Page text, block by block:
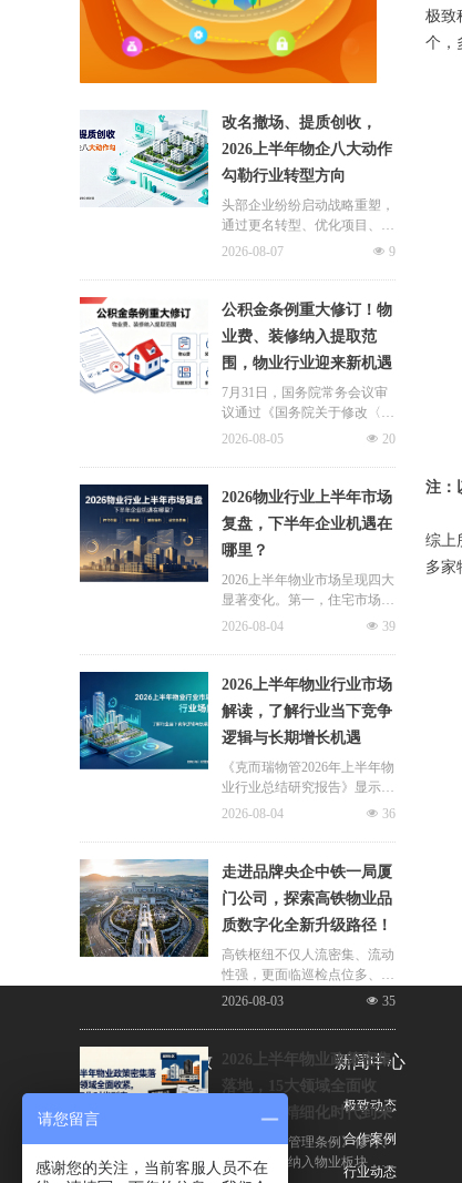
极致
个，
注：
综上
多家
改名撤场、提质创收，
2026上半年物企八大动作
勾勒行业转型方向
头部企业纷纷启动战略重塑，
通过更名转型、优化项目、升
级服务、挖掘增值收入等多重
一系列经营动作，也为行业下
半年发展指明方向。
넶 9
2026-08-07
公积金条例重大修订！物
业费、装修纳入提取范
围，物业行业迎来新机遇
7月31日，国务院常务会议审
议通过《国务院关于修改〈住
房公积金管理条例〉的决定
景迎来历史性扩容。提取情形
由原有6种拓展至9种，新增装
修自住住房、支付自住住房物
业费两大民生场景，同时设置
兜底条款支持其他合规住房消
费。这项顶层政策调整，不仅
惠及亿万缴存职工，也将深度
业。
넶 20
2026-08-05
2026物业行业上半年市场
复盘，下半年企业机遇在
哪里？
2026上半年物业市场呈现四大
显著变化。第一，住宅市场全
面进入存量化周期，老旧小区
零散老旧小区运营成本高、单
独经营难以盈利，连片整合、
片区化托管成为主流模式，政
企协同搭建长效运营机制，依
托社区增值服务反哺基础物业
服务，形成可持续经营闭环。
넶 39
2026-08-04
2026上半年物业行业市场
解读，了解行业当下竞争
逻辑与长期增长机遇
《克而瑞物管2026年上半年物
业行业总结研究报告》显示，
新房交付规模持续收缩，存量
最大课题。以上海为标杆，全
国超16座城市落地团购物业、
连片治理、政企协同新模式，
破解小区体量小、收费低、运
营亏损、无人接管难题。
넶 36
2026-08-04
走进品牌央企中铁一局厦
门公司，探索高铁物业品
质数字化全新升级路径！
高铁枢纽不仅人流密集、流动
性强，更面临巡检点位多、频
次高、覆盖广、标准严等多重
厦门公司的实际运营情况，为
其打造适配高铁业务场景的数
字化品质运营方案：通过搭建
标准库量化作业细则，按需动
态调整春运、节假日等特殊时
段的巡检需求，依托照片墙留
存巡检实景，杜绝作弊、敷衍
巡检；借助任务日历直观了解
넶 35
2026-08-03
2026上半年物业政策密集
落地，15大领域全面收
紧，合规精细化时代到来
伴随《物业管理条例》修订、
十五五规划纳入物业板块，行
极致动态
合作案例
行业动态
联系我们
关于极致 新闻中心
请您留言
感谢您的关注，当前客服人员不在